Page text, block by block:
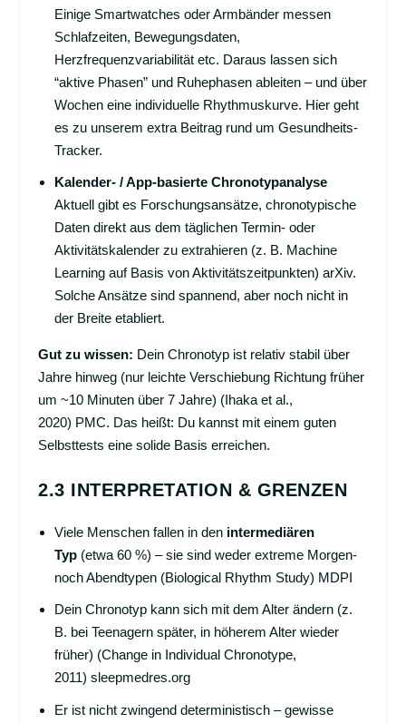
Einige Smartwatches oder Armbänder messen
Schlafzeiten, Bewegungsdaten,
Herzfrequenzvariabilität etc. Daraus lassen sich
“aktive Phasen” und Ruhephasen ableiten – und über
Wochen eine individuelle Rhythmuskurve. Hier geht
es zu unserem extra Beitrag rund um Gesundheits-
Tracker.
Kalender- / App-basierte Chronotypanalyse
Aktuell gibt es Forschungsansätze, chronotypische
Daten direkt aus dem täglichen Termin- oder
Aktivitätskalender zu extrahieren (z. B. Machine
Learning auf Basis von Aktivitätszeitpunkten) arXiv.
Solche Ansätze sind spannend, aber noch nicht in
der Breite etabliert.
Gut zu wissen: Dein Chronotyp ist relativ stabil über
Jahre hinweg (nur leichte Verschiebung Richtung früher
um ~10 Minuten über 7 Jahre) (Ihaka et al.,
2020) PMC. Das heißt: Du kannst mit einem guten
Selbsttests eine solide Basis erreichen.
2.3 INTERPRETATION & GRENZEN
Viele Menschen fallen in den intermediären
Typ(etwa 60 %) – sie sind weder extreme Morgen-
noch Abendtypen (Biological Rhythm Study) MDPI
Dein Chronotyp kann sich mit dem Alter ändern (z.
B. bei Teenagern später, in höherem Alter wieder
früher) (Change in Individual Chronotype,
2011) sleepmedres.org
Er ist nicht zwingend deterministisch – gewisse